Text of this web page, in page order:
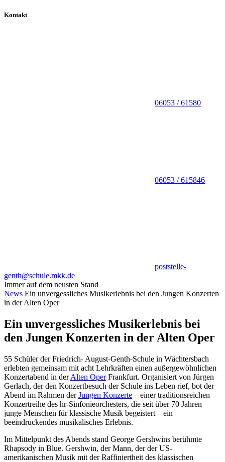
Kontakt
06053 / 61580
06053 / 615846
poststelle-
genth@schule.mkk.de
Immer auf dem neusten Stand
News Ein unvergessliches Musikerlebnis bei den Jungen Konzerten
in der Alten Oper
Ein unvergessliches Musikerlebnis bei
den Jungen Konzerten in der Alten Oper
55 Schüler der Friedrich- August-Genth-Schule in Wächtersbach
erlebten gemeinsam mit acht Lehrkräften einen außergewöhnlichen
Konzertabend in derAlten OperFrankfurt. Organisiert von Jürgen
Gerlach, der den Konzertbesuch der Schule ins Leben rief, bot der
Abend im Rahmen derJungen Konzerte – einer traditionsreichen
Konzertreihe des hr-Sinfonieorchesters, die seit über 70 Jahren
junge Menschen für klassische Musik begeistert – ein
beeindruckendes musikalisches Erlebnis.
Im Mittelpunkt des Abends stand George Gershwins berühmte
Rhapsody in Blue. Gershwin, der Mann, der der US-
amerikanischen Musik mit der Raffiniertheit des klassischen